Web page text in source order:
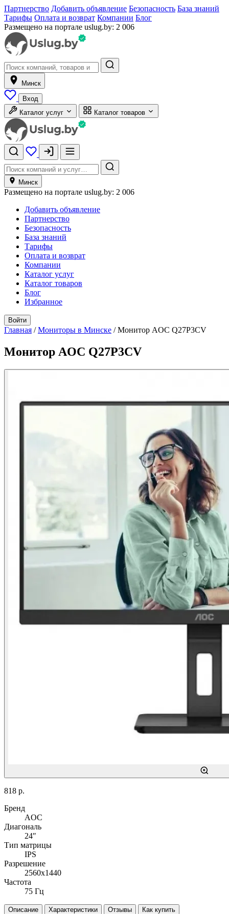
Партнерство Добавить объявление Безопасность База знаний
Тарифы Оплата и возврат Компании Блог
Размещено на портале uslug.by: 2 006
Минск
Вход
Каталог услуг
Каталог товаров
Минск
Размещено на портале uslug.by: 2 006
Добавить объявление
Партнерство
Безопасность
База знаний
Тарифы
Оплата и возврат
Компании
Каталог услуг
Каталог товаров
Блог
Избранное
Войти
Главная / Мониторы в Минске / Монитор AOC Q27P3CV
Монитор AOC Q27P3CV
818 р.
Бренд
AOC
Диагональ
24″
Тип матрицы
IPS
Разрешение
2560x1440
Частота
75 Гц
Описание Характеристики Отзывы Как купить